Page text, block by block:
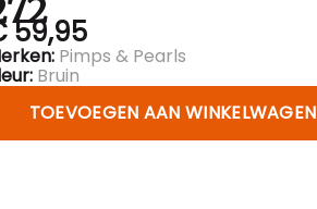
59,95
Pimps & Pearls
Bruin
TOEVOEGEN AAN WINKELWAGEN